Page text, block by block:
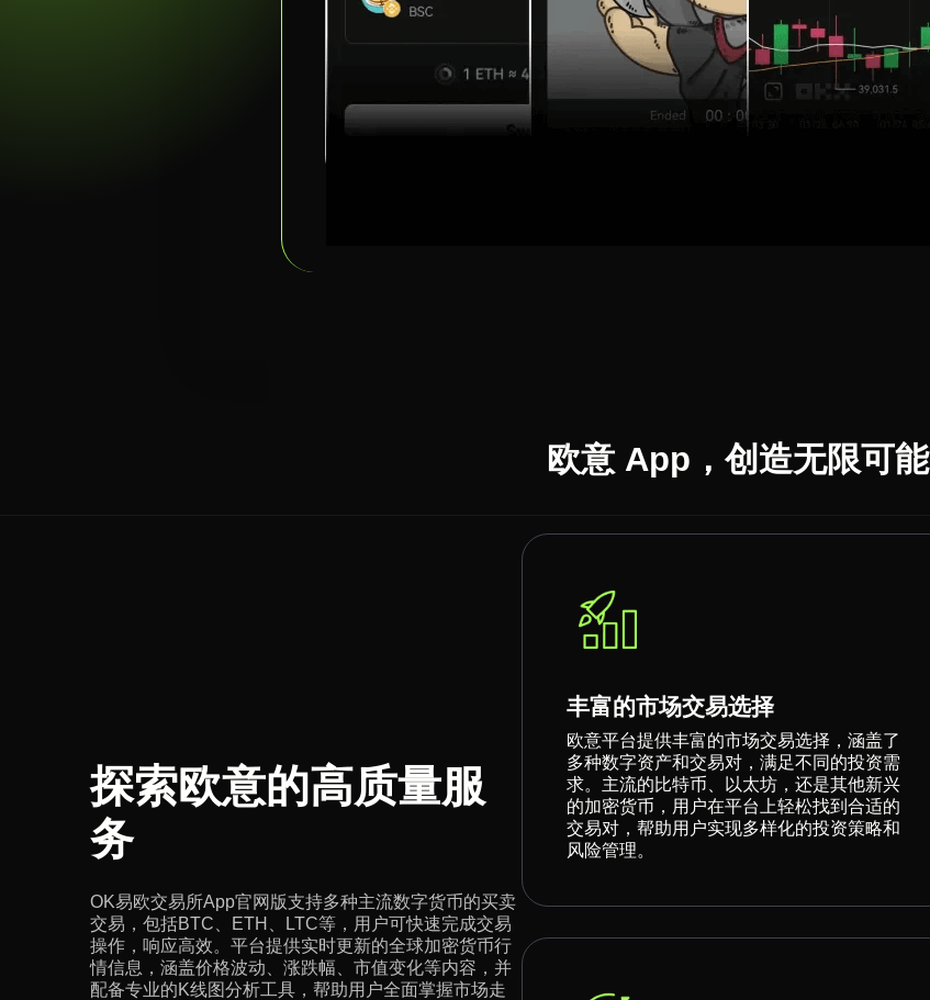
欧意 App，创造无限可能
探索欧意的高质量服
务
OK易欧交易所App官网版支持多种主流数字货币的买卖
交易，包括BTC、ETH、LTC等，用户可快速完成交易
操作，响应高效。平台提供实时更新的全球加密货币行
情信息，涵盖价格波动、涨跌幅、市值变化等内容，并
配备专业的K线图分析工具，帮助用户全面掌握市场走
丰富的市场交易选择
欧意平台提供丰富的市场交易选择，涵盖了
多种数字资产和交易对，满足不同的投资需
求。主流的比特币、以太坊，还是其他新兴
的加密货币，用户在平台上轻松找到合适的
交易对，帮助用户实现多样化的投资策略和
风险管理。